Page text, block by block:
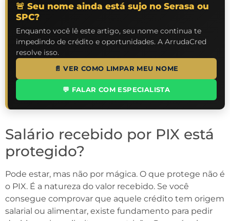
🚨 Seu nome ainda está sujo no Serasa ou
SPC?
Enquanto você lê este artigo, seu nome continua te
impedindo de crédito e oportunidades. A ArrudaCred
resolve isso.
📄 VER COMO LIMPAR MEU NOME
💬 FALAR COM ESPECIALISTA
Salário recebido por PIX está
protegido?
Pode estar, mas não por mágica. O que protege não é
o PIX. É a natureza do valor recebido. Se você
consegue comprovar que aquele crédito tem origem
salarial ou alimentar, existe fundamento para pedir